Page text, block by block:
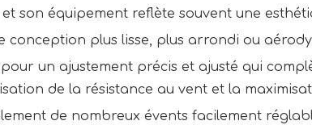
son équipement reflète souvent une
conception plus lisse, plus arrondi ou
un ajustement précis et ajusté qui
de la résistance au vent et la
de nombreux évents facilement